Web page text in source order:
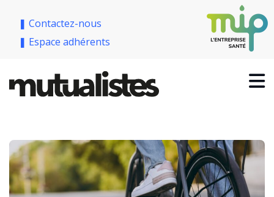
❚ Contactez-nous
❚ Espace adhérents